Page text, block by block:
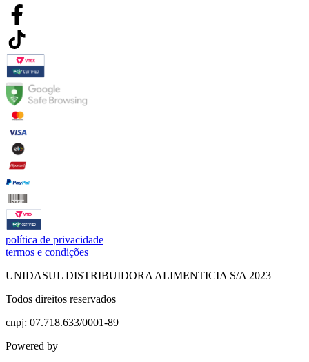
política de privacidade
termos e condições
UNIDASUL DISTRIBUIDORA ALIMENTICIA S/A 2023
Todos direitos reservados
cnpj: 07.718.633/0001-89
Powered by